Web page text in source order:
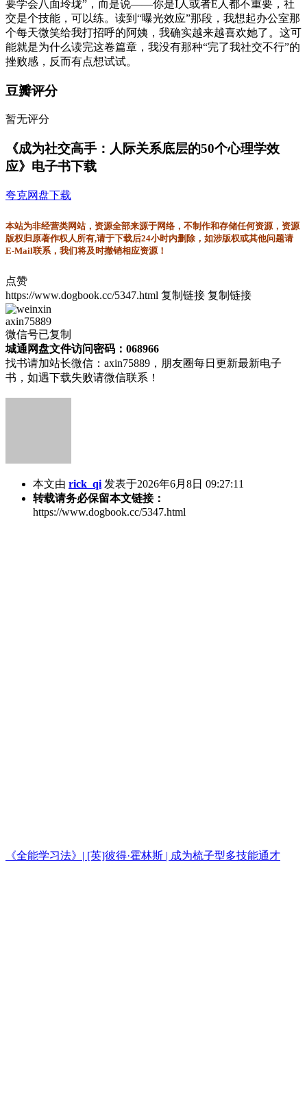
要学会八面玲珑”，而是说——你是I人或者E人都不重要，社
交是个技能，可以练。读到“曝光效应”那段，我想起办公室那
个每天微笑给我打招呼的阿姨，我确实越来越喜欢她了。这可
能就是为什么读完这卷篇章，我没有那种“完了我社交不行”的
挫败感，反而有点想试试。
豆瓣评分
暂无评分
《成为社交高手：人际关系底层的50个心理学效
应》电子书下载
夸克网盘下载
本站为非经营类网站，资源全部来源于网络，不制作和存储任何资源，资源
版权归原著作权人所有,请于下载后24小时内删除，如涉版权或其他问题请
E-Mail联系，我们将及时撤销相应资源！
点赞
https://www.dogbook.cc/5347.html 复制链接 复制链接
axin75889
微信号已复制
城通网盘文件访问密码：068966
找书请加站长微信：axin75889，朋友圈每日更新最新电子
书，如遇下载失败请微信联系！
本文由 rick_qi 发表于2026年6月8日 09:27:11
转载请务必保留本文链接：
https://www.dogbook.cc/5347.html
《全能学习法》| [英]彼得·霍林斯 | 成为梳子型多技能通才